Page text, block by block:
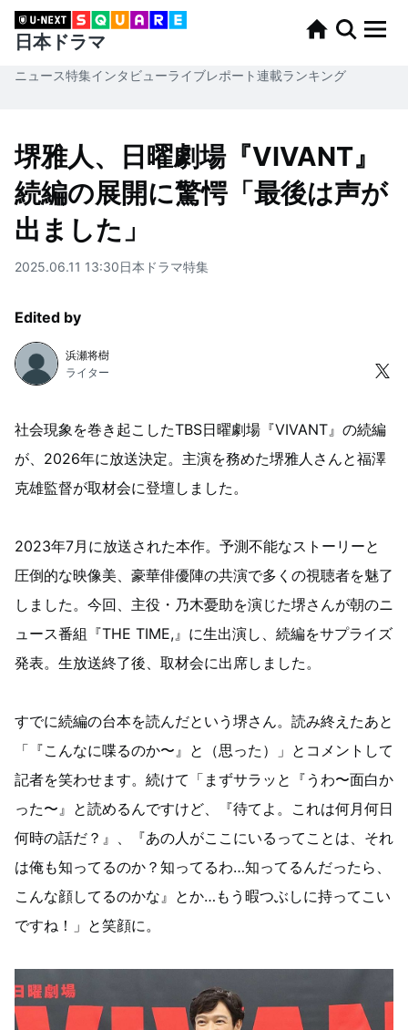
日本ドラマ
ニュース特集インタビューライブレポート連載ランキング
堺雅人、日曜劇場『VIVANT』
続編の展開に驚愕「最後は声が
出ました」
2025.06.11 13:30日本ドラマ特集
Edited by
浜瀬将樹
ライター
社会現象を巻き起こしたTBS日曜劇場『VIVANT』の続編
が、2026年に放送決定。主演を務めた堺雅人さんと福澤
克雄監督が取材会に登壇しました。
2023年7月に放送された本作。予測不能なストーリーと
圧倒的な映像美、豪華俳優陣の共演で多くの視聴者を魅了
しました。今回、主役・乃木憂助を演じた堺さんが朝のニ
ュース番組『THE TIME,』に生出演し、続編をサプライズ
発表。生放送終了後、取材会に出席しました。
すでに続編の台本を読んだという堺さん。読み終えたあと
「『こんなに喋るのか〜』と（思った）」とコメントして
記者を笑わせます。続けて「まずサラッと『うわ〜面白か
った〜』と読めるんですけど、『待てよ。これは何月何日
何時の話だ？』、『あの人がここにいるってことは、それ
は俺も知ってるのか？知ってるわ…知ってるんだったら、
こんな顔してるのかな』とか…もう暇つぶしに持ってこい
ですね！」と笑顔に。